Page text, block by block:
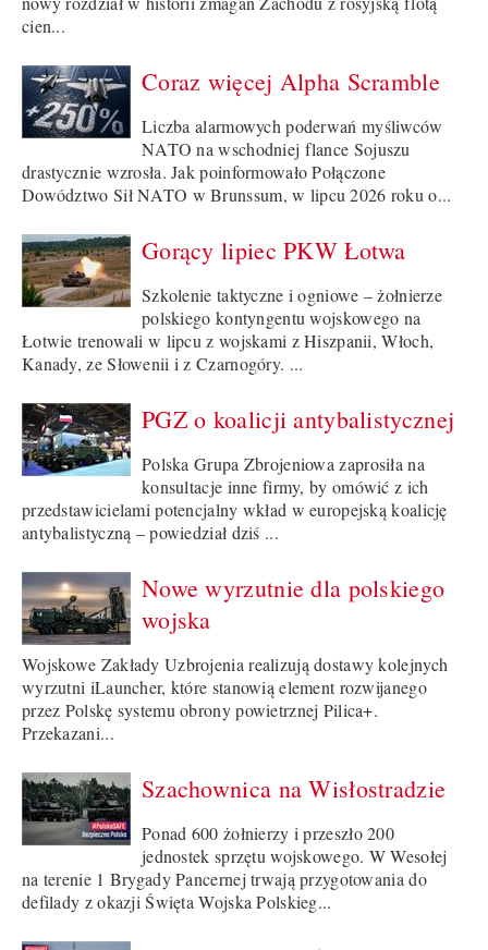
cien...
Coraz więcej Alpha Scramble
Liczba alarmowych poderwań myśliwców
NATO na wschodniej flance Sojuszu
drastycznie wzrosła. Jak poinformowało Połączone
Dowództwo Sił NATO w Brunssum, w lipcu 2026 roku o...
Gorący lipiec PKW Łotwa
Szkolenie taktyczne i ogniowe – żołnierze
polskiego kontyngentu wojskowego na
Łotwie trenowali w lipcu z wojskami z Hiszpanii, Włoch,
Kanady, ze Słowenii i z Czarnogóry. ...
PGZ o koalicji antybalistycznej
Polska Grupa Zbrojeniowa zaprosiła na
konsultacje inne firmy, by omówić z ich
przedstawicielami potencjalny wkład w europejską koalicję
antybalistyczną – powiedział dziś ...
Nowe wyrzutnie dla polskiego
wojska
Wojskowe Zakłady Uzbrojenia realizują dostawy kolejnych
wyrzutni iLauncher, które stanowią element rozwijanego
przez Polskę systemu obrony powietrznej Pilica+.
Przekazani...
Szachownica na Wisłostradzie
Ponad 600 żołnierzy i przeszło 200
jednostek sprzętu wojskowego. W Wesołej
na terenie 1 Brygady Pancernej trwają przygotowania do
defilady z okazji Święta Wojska Polskieg...